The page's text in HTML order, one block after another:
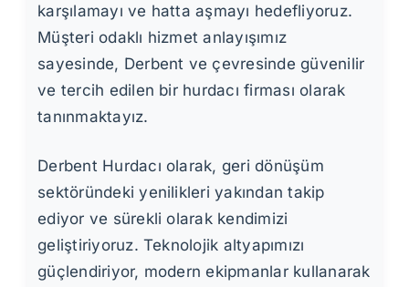
karşılamayı ve hatta aşmayı hedefliyoruz.
Müşteri odaklı hizmet anlayışımız
sayesinde, Derbent ve çevresinde güvenilir
ve tercih edilen bir hurdacı firması olarak
tanınmaktayız.
Derbent Hurdacı olarak, geri dönüşüm
sektöründeki yenilikleri yakından takip
ediyor ve sürekli olarak kendimizi
geliştiriyoruz. Teknolojik altyapımızı
güçlendiriyor, modern ekipmanlar kullanarak